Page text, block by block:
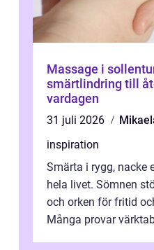
Massage i sollentuna
smärtlindring till
vardagen
31 juli 2026
inspiration
Smärta i rygg, nacke
hela livet. Sömnen
och orken för fritid
Många provar